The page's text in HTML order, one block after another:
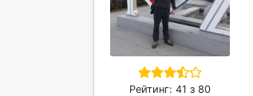
Рейтинг: 41 з 80